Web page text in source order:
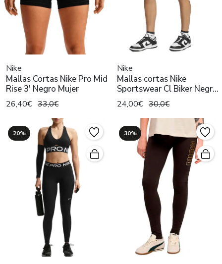
Nike
Mallas Cortas Nike Pro Mid
Rise 3' Negro Mujer
26,40€ 33,0€
Nike
Mallas cortas Nike
Sportswear Cl Biker Negro
Mujer
24,00€ 30,0€
20% 30%